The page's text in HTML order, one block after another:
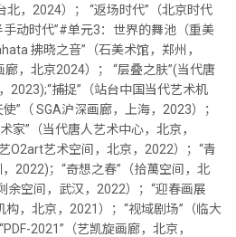
北，2024）； “返场时代”（北京时代
动时代”#单元3：世界的舞池（重美
拂晓之音”（石美术馆，郑州，
廊，北京2024）； “层叠之肤”(当代唐
2023);“捕捉”（站台中国当代艺术机
”（ SGA沪深画廊，上海，2023）；
家”（当代唐人艺术中心，北京，
O2art艺术空间，北京，2022）；“青
2022)；“奇想之春”（拾萬空间，北
余空间，武汉，2022）；“迎春画展
构，北京，2021）；“视域剧场”（临大
2021”（艺凯旋画廊，北京，